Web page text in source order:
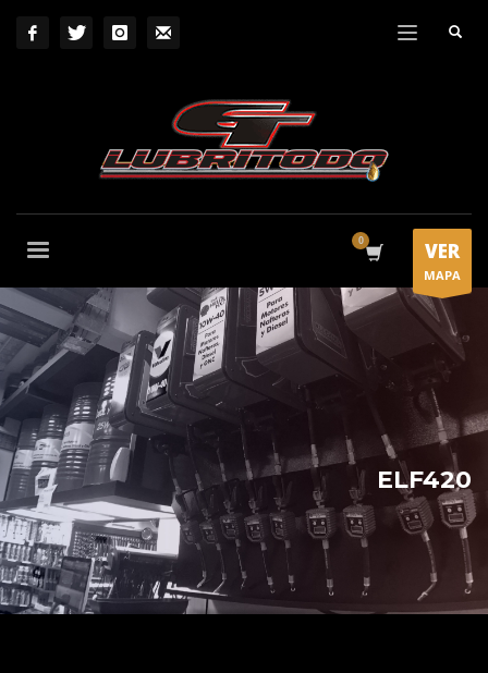
VER
MAPA
ELF420